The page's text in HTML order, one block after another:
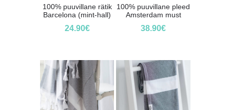
100% puuvillane rätik
Barcelona (mint-hall)
24.90€
100% puuvillane pleed
Amsterdam must
38.90€